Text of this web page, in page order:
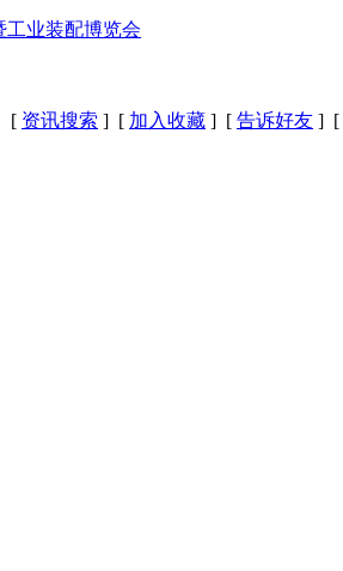
工业装配博览会
[ 资讯搜索 ] [ 加入收藏 ] [ 告诉好友 ] [